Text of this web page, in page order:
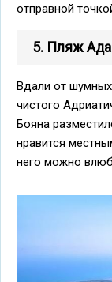
отправной
5. Пляж
Вдали от
чистого
Бояна
нравится
него можно